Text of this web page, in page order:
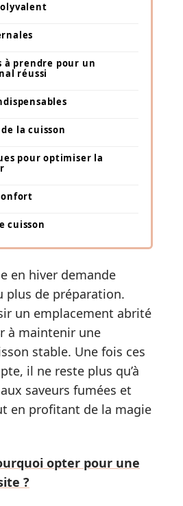
à prendre pour un
réussi
la cuisson
pour optimiser la
cuisson
en hiver demande
plus de préparation.
un emplacement abrité
à maintenir une
stable. Une fois ces
il ne reste plus qu’à
saveurs fumées et
en profitant de la magie
opter pour une
?